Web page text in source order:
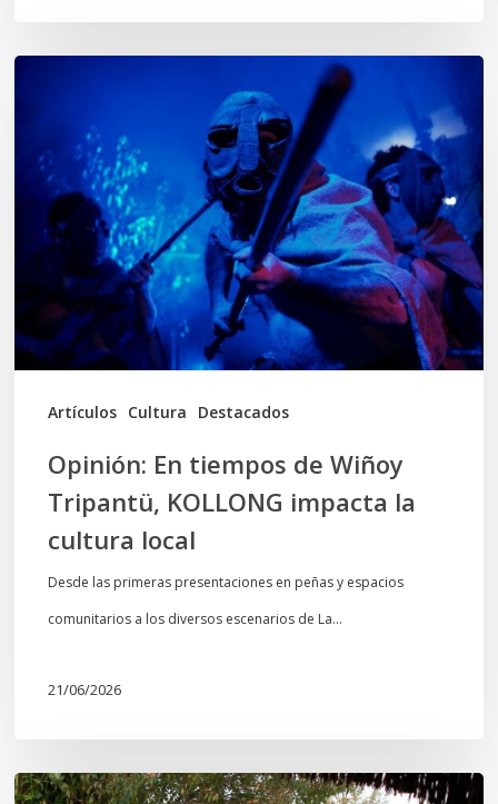
Artículos Cultura Destacados
tiempos
Wiñoy
Tripantü,
KOLLONG
impacta
la
cultura
Opinión: En tiempos de Wiñoy
Tripantü, KOLLONG impacta la
cultura local
Desde las primeras presentaciones en peñas y espacios
comunitarios a los diversos escenarios de La…
21/06/2026
Conmemoración